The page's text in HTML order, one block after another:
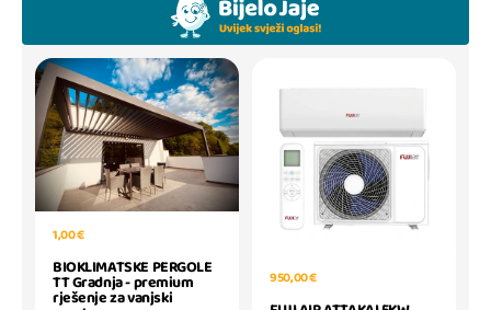
1,00 €
BIOKLIMATSKE PERGOLE
TT Gradnja - premium
rješenje za vanjski
950,00 €